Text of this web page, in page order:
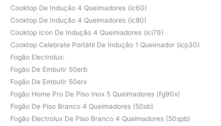
Cooktop De Indução 4 Queimadores (ic60)
Cooktop De Indução 4 Queimadores (ic80)
Cooktop Icon De Indução 4 Queimadores (ici76)
Cooktop Celebrate Portátil De Indução 1 Queimador (icp30)
Fogão Electrolux:
Fogão De Embutir 50erb
Fogão De Embutir 50erx
Fogão Home Pro De Piso Inox 5 Queimadores (fg90x)
Fogão De Piso Branco 4 Queimadores (50sb)
Fogão Electrolux De Piso Branco 4 Queimadores (50spb)